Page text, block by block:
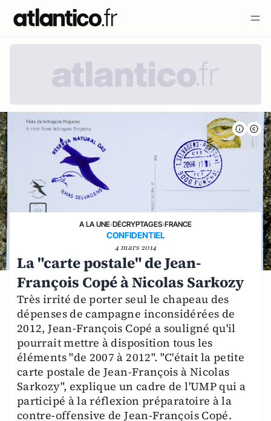
A LA UNE›DÉCRYPTAGES›FRANCE
CONFIDENTIEL
4 mars 2014
La "carte postale" de Jean-
François Copé à Nicolas Sarkozy
Très irrité de porter seul le chapeau des
dépenses de campagne inconsidérées de
2012, Jean-François Copé a souligné qu'il
pourrait mettre à disposition tous les
éléments "de 2007 à 2012". "C'était la petite
carte postale de Jean-François à Nicolas
Sarkozy", explique un cadre de l'UMP qui a
participé à la réflexion préparatoire à la
contre-offensive de Jean-François Copé.